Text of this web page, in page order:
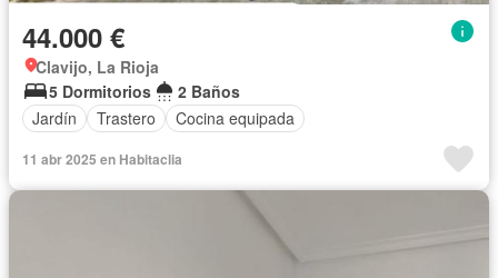
44.000 €
Clavijo, La Rioja
5 Dormitorios
2 Baños
Jardín
Trastero Cocina equipada
11 abr 2025 en Habitaclia